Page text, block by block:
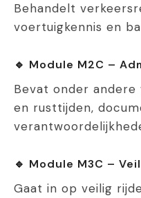
Behandelt
voertuigkennis en
🔹 Module M2C –
Bevat onder
en rusttijden,
🔹 Module M3C –
Gaat in op veilig